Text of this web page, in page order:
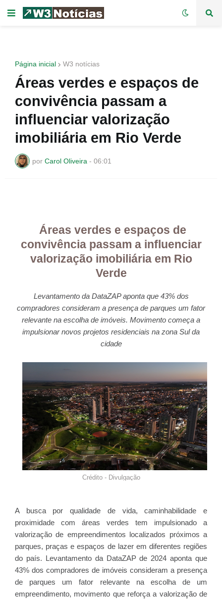
Página inicial W3 notícias
Áreas verdes e espaços de
convivência passam a
influenciar valorização
imobiliária em Rio Verde
por Carol Oliveira - 06:01
Áreas verdes e espaços de
convivência passam a influenciar
valorização imobiliária em Rio
Verde
Levantamento da DataZAP aponta que 43% dos
compradores consideram a presença de parques um fator
relevante na escolha de imóveis. Movimento começa a
impulsionar novos projetos residenciais na zona Sul da
cidade
Crédito - Divulgação
A busca por qualidade de vida, caminhabilidade e
proximidade com áreas verdes tem impulsionado a
valorização de empreendimentos localizados próximos a
parques, praças e espaços de lazer em diferentes regiões
do país. Levantamento da DataZAP de 2024 aponta que
43% dos compradores de imóveis consideram a presença
de parques um fator relevante na escolha de um
empreendimento, movimento que reforça a valorização de